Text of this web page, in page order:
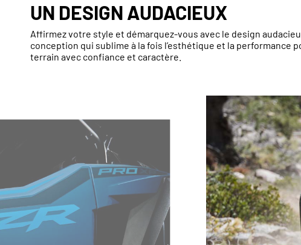
UN DESIGN AUDACIEUX
Affirmez votre style et démarquez-vous avec le design
conception qui sublime à la fois l’esthétique et la performance
terrain avec confiance et caractère.